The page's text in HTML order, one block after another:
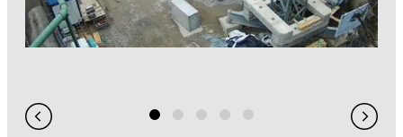
Hydraulische Simulationen